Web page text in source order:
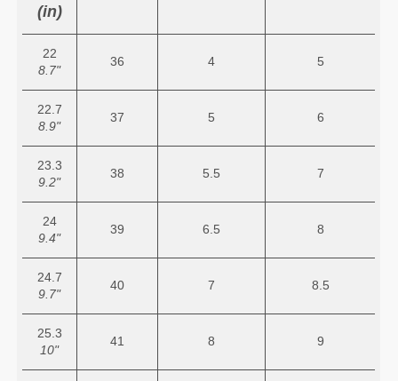
(in)
22
8.7"
36 4 5
22.7
8.9"
37 5 6
23.3
9.2"
38 5.5 7
24
9.4"
39 6.5 8
24.7
9.7"
40 7 8.5
25.3
10"
41 8 9